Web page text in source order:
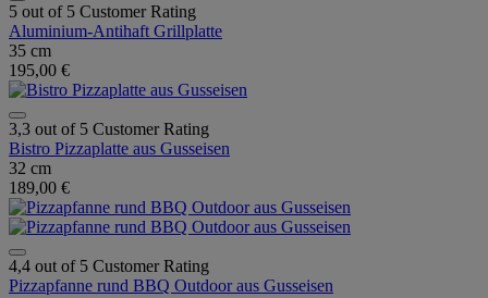
5 out of 5 Customer Rating
Aluminium-Antihaft Grillplatte
35 cm
195,00 €
3,3 out of 5 Customer Rating
Bistro Pizzaplatte aus Gusseisen
32 cm
189,00 €
4,4 out of 5 Customer Rating
Pizzapfanne rund BBQ Outdoor aus Gusseisen